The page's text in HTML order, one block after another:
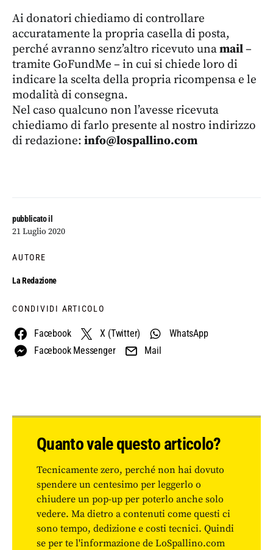
pubblicato il
21 Luglio 2020
AUTORE
La Redazione
CONDIVIDI ARTICOLO
Facebook X (Twitter)
WhatsApp
Facebook Messenger
Mail
Ai donatori chiediamo di controllare
accuratamente la propria casella di posta,
perché avranno senz’altro ricevuto unamail–
tramite GoFundMe – in cui si chiede loro di
indicare la scelta della propria ricompensa e le
modalità di consegna.
Nel caso qualcuno non l’avesse ricevuta
chiediamo di farlo presente al nostro indirizzo
di redazione: info@lospallino.com
Quanto vale questo articolo?
Tecnicamente zero, perché non hai dovuto
spendere un centesimo per leggerlo o
chiudere un pop-up per poterlo anche solo
vedere. Ma dietro a contenuti come questi ci
sono tempo, dedizione e costi tecnici. Quindi
se per te l'informazione de LoSpallino.com